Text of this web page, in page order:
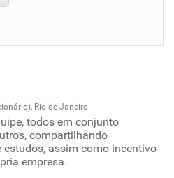
Rio de Janeiro
todos em conjunto
compartilhando
estudos, assim como incentivo
empresa.